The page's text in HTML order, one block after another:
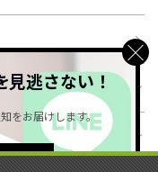
見逃さない！
をお届けします。